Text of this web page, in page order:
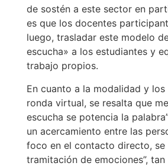
de sostén a este sector en
es que los docentes
luego, trasladar este modelo
escucha» a los estudiantes y
trabajo propios.
En cuanto a la modalidad y
ronda virtual, se resalta que
escucha se potencia la
un acercamiento entre las
foco en el contacto directo, se
tramitación de emociones”,